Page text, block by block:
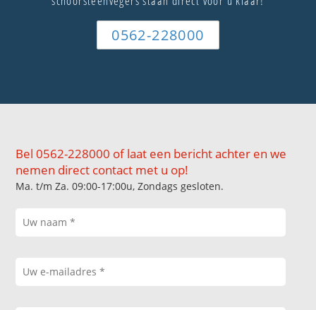
0562-228000
Bel 0562-228000 of laat een bericht achter en we
nemen direct contact met u op!
Ma. t/m Za. 09:00-17:00u, Zondags gesloten.